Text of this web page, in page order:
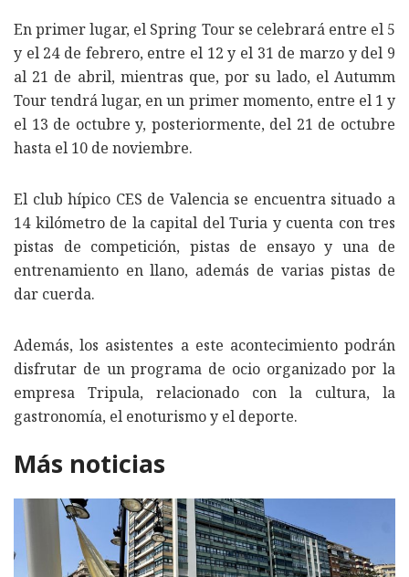
En primer lugar, el Spring Tour se celebrará entre el 5
y el 24 de febrero, entre el 12 y el 31 de marzo y del 9
al 21 de abril, mientras que, por su lado, el Autumm
Tour tendrá lugar, en un primer momento, entre el 1 y
el 13 de octubre y, posteriormente, del 21 de octubre
hasta el 10 de noviembre.
El club hípico CES de Valencia se encuentra situado a
14 kilómetro de la capital del Turia y cuenta con tres
pistas de competición, pistas de ensayo y una de
entrenamiento en llano, además de varias pistas de
dar cuerda.
Además, los asistentes a este acontecimiento podrán
disfrutar de un programa de ocio organizado por la
empresa Tripula, relacionado con la cultura, la
gastronomía, el enoturismo y el deporte.
Más noticias